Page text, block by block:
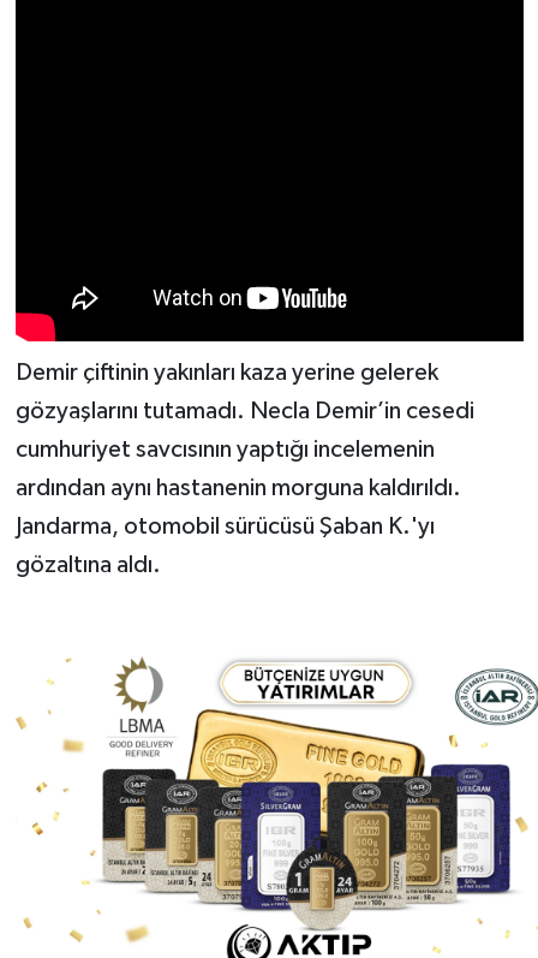
Demir çiftinin yakınları kaza yerine gelerek
gözyaşlarını tutamadı. Necla Demir’in cesedi
cumhuriyet savcısının yaptığı incelemenin
ardından aynı hastanenin morguna kaldırıldı.
Jandarma, otomobil sürücüsü Şaban K.'yı
gözaltına aldı.